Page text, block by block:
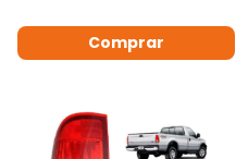
Comprar